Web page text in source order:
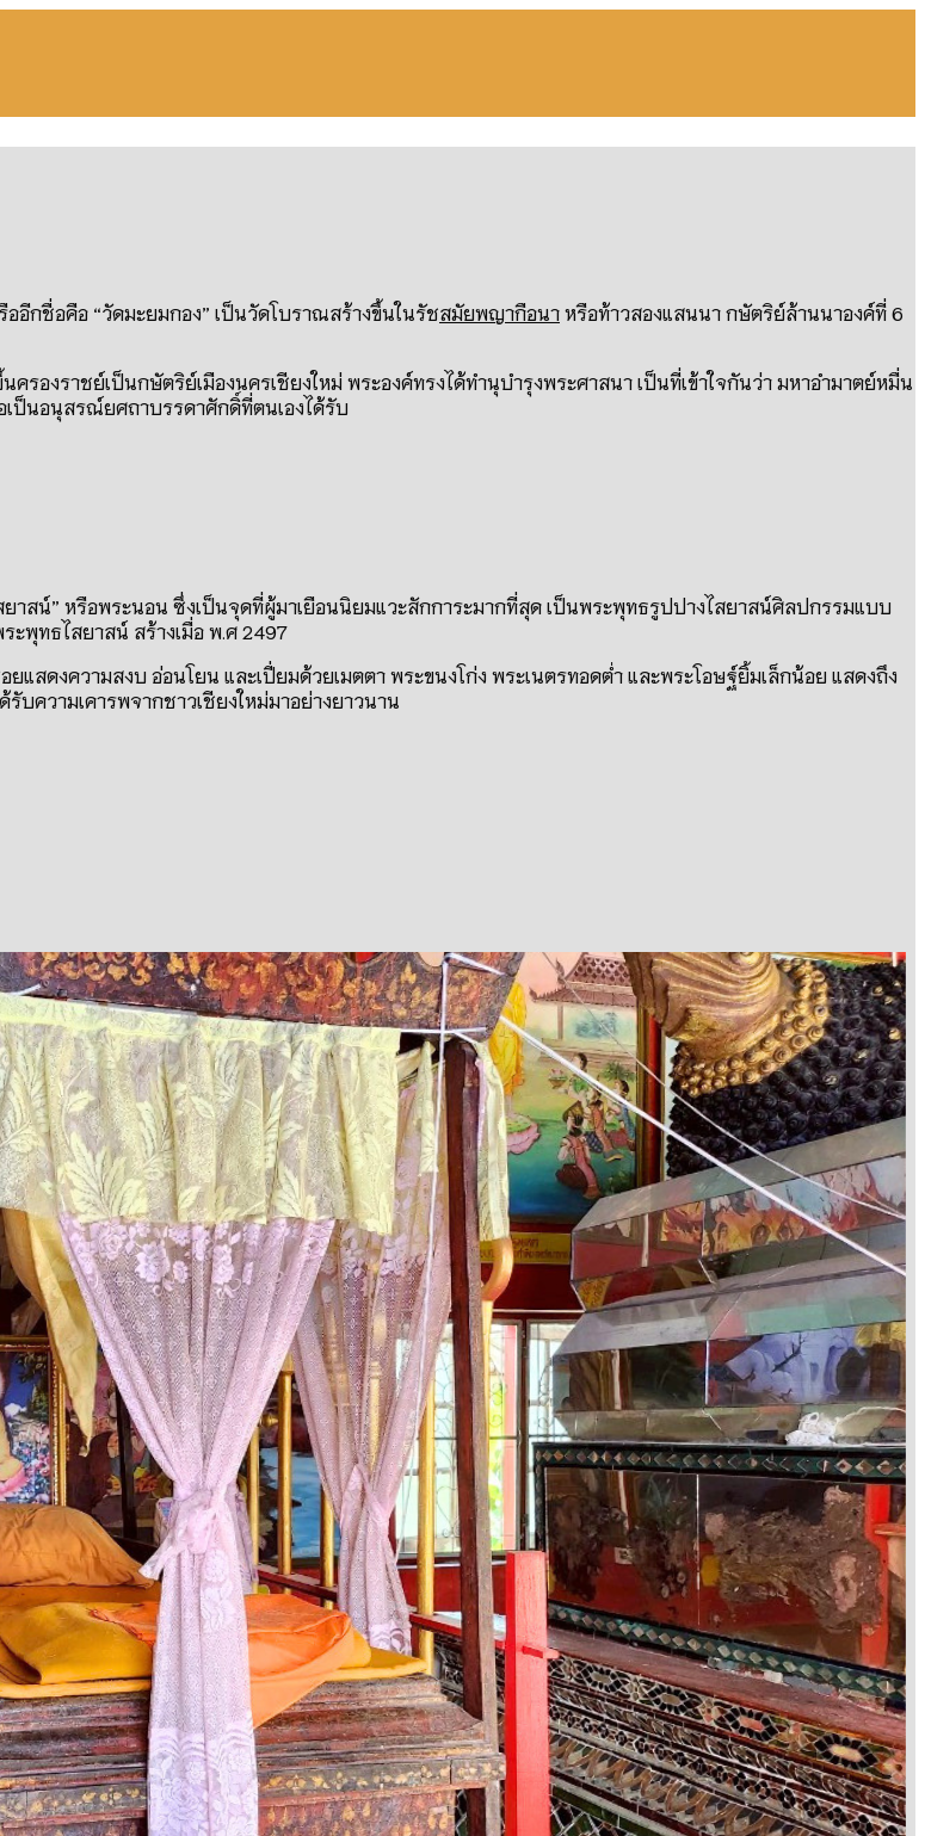
อีกชื่อคือ “วัดมะยมกอง” เป็นวัดโบราณสร้างขึ้นในรัชสมัยพญากือนาหรือท้าวสองแสนนา กษัตริย์ล้านนาองค์ที่ 6
องราชย์เป็นกษัตริย์เมืองนครเชียงใหม่ พระองค์ทรงได้ทำนุบำรุงพระศาสนา เป็นที่เข้าใจกันว่า มหาอำมาตย์หมื่น
อเป็นอนุสรณ์ยศถาบรรดาศักดิ์ที่ตนเองได้รับ
าสน์” หรือพระนอน ซึ่งเป็นจุดที่ผู้มาเยือนนิยมแวะสักการะมากที่สุด เป็นพระพุทธรูปปางไสยาสน์ศิลปกรรมแบบ
พุทธไสยาสน์ สร้างเมื่อ พ.ศ 2497
สดงความสงบ อ่อนโยน และเปี่ยมด้วยเมตตา พระขนงโก่ง พระเนตรทอดต่ำ และพระโอษฐ์ยิ้มเล็กน้อย แสดงถึง
ความเคารพจากชาวเชียงใหม่มาอย่างยาวนาน